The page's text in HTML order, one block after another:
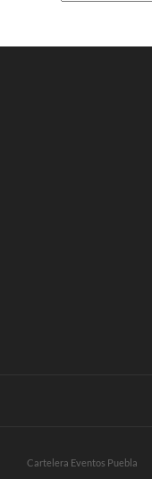
Cartelera Eventos Puebla